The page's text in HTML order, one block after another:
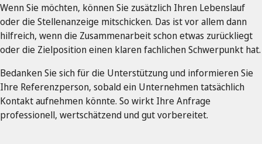
Wenn Sie möchten, können Sie zusätzlich Ihren Lebenslauf
oder die Stellenanzeige mitschicken. Das ist vor allem dann
hilfreich, wenn die Zusammenarbeit schon etwas zurückliegt
oder die Zielposition einen klaren fachlichen Schwerpunkt hat.
Bedanken Sie sich für die Unterstützung und informieren Sie
Ihre Referenzperson, sobald ein Unternehmen tatsächlich
Kontakt aufnehmen könnte. So wirkt Ihre Anfrage
professionell, wertschätzend und gut vorbereitet.